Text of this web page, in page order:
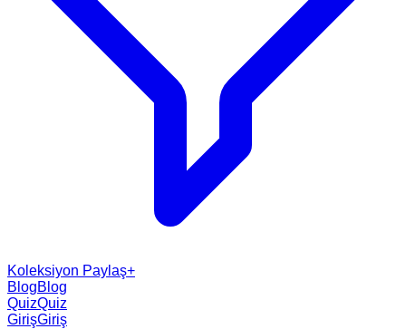
Koleksiyon Paylaş+
BlogBlog
QuizQuiz
GirişGiriş